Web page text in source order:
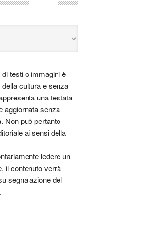
testi o immagini è
cultura e senza
una testata
aggiornata senza
Non può pertanto
ai sensi della
ledere un
il contenuto verrà
segnalazione del